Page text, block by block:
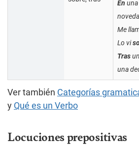
En
Me
Lo vi
Tras
una
Ver también Categorías
y Qué es un Verbo
Locuciones prepositivas